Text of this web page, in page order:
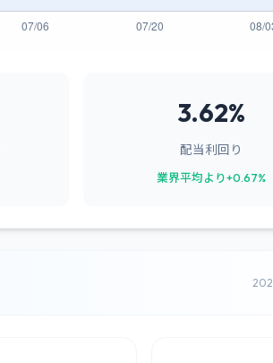
3.62%
配当利回り
業界平均より+0.67%